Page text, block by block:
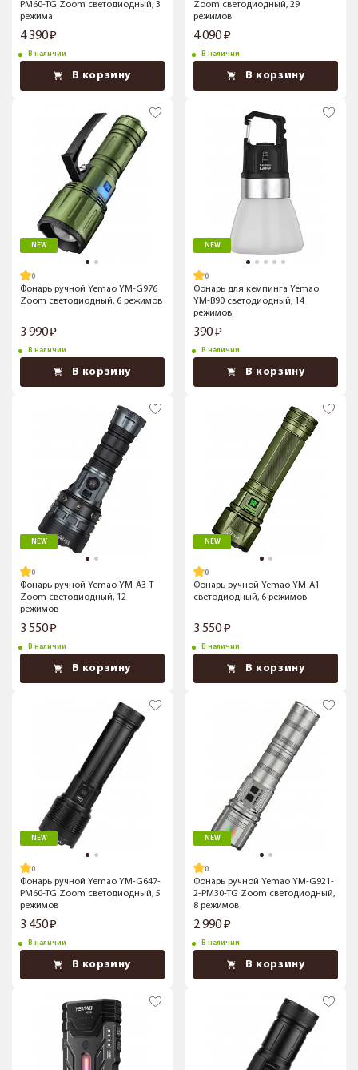
PM60-TG Zoom светодиодный, 3
режима
4 390
В наличии
В корзину
Zoom светодиодный, 29
режимов
4 090
В наличии
В корзину
NEW
Фонарь ручной Yemao YM-G976
Zoom светодиодный, 6 режимов
3 990
В наличии
В корзину
NEW
Фонарь для кемпинга Yemao
YM-B90 светодиодный, 14
режимов
390
В наличии
В корзину
NEW
Фонарь ручной Yemao YM-A3-T
Zoom светодиодный, 12
режимов
3 550
В наличии
В корзину
NEW
Фонарь ручной Yemao YM-A1
светодиодный, 6 режимов
3 550
В наличии
В корзину
NEW
Фонарь ручной Yemao YM-G647-
PM60-TG Zoom светодиодный, 5
режимов
3 450
В наличии
В корзину
NEW
Фонарь ручной Yemao YM-G921-
2-PM30-TG Zoom светодиодный,
8 режимов
2 990
В наличии
В корзину